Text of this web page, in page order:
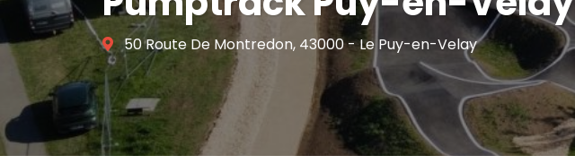
50 Route De Montredon, 43000 - Le Puy-en-Velay